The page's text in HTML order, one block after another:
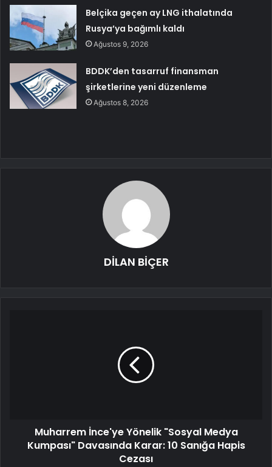
Belçika geçen ay LNG ithalatında
Rusya’ya bağımlı kaldı
Ağustos 9, 2026
BDDK’den tasarruf finansman
şirketlerine yeni düzenleme
Ağustos 8, 2026
DİLAN BİÇER
Muharrem İnce'ye Yönelik "Sosyal Medya
Kumpası" Davasında Karar: 10 Sanığa Hapis
Cezası